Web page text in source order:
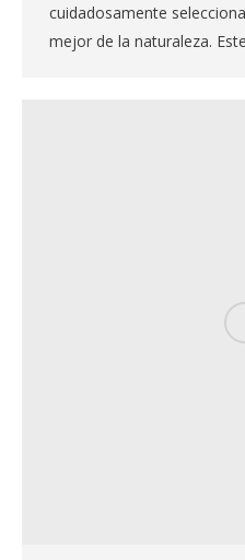
cuidadosamente
mejor de la naturaleza.